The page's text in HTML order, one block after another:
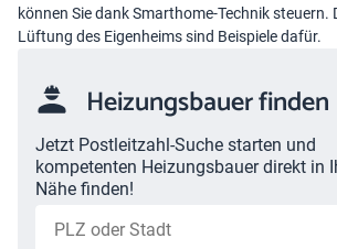
können Sie dank Smarthome-Technik steuern.
Lüftung des Eigenheims sind Beispiele dafür.
Heizungsbauer finden
Jetzt Postleitzahl-Suche starten und
kompetenten Heizungsbauer direkt in
Nähe finden!